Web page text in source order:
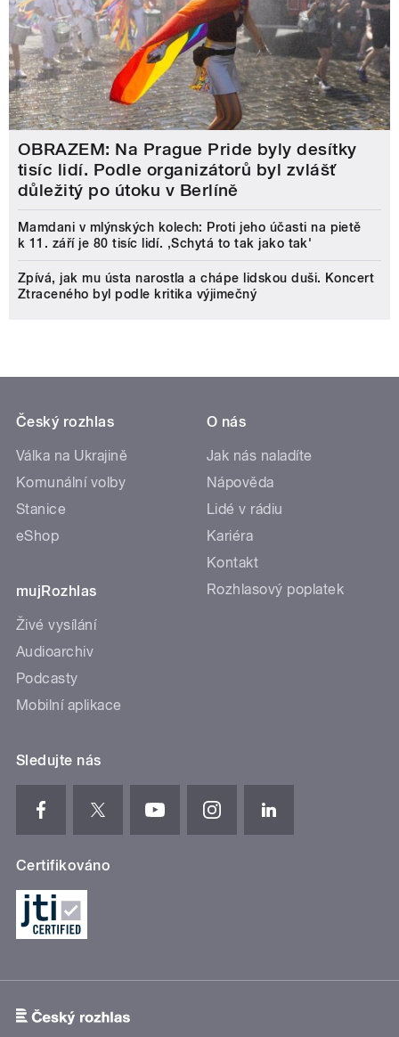
OBRAZEM: Na Prague Pride byly desítky
tisíc lidí. Podle organizátorů byl zvlášť
důležitý po útoku v Berlíně
Mamdani v mlýnských kolech: Proti jeho účasti na pietě
k 11. září je 80 tisíc lidí. ‚Schytá to tak jako tak'
Zpívá, jak mu ústa narostla a chápe lidskou duši. Koncert
Ztraceného byl podle kritika výjimečný
Český rozhlas
Válka na Ukrajině
Komunální volby
Stanice
eShop
mujRozhlas
Živé vysílání
Audioarchiv
Podcasty
Mobilní aplikace
O nás
Jak nás naladíte
Nápověda
Lidé v rádiu
Kariéra
Kontakt
Rozhlasový poplatek
Sledujte nás
Certifikováno